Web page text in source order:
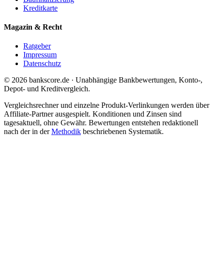
Kreditkarte
Magazin & Recht
Ratgeber
Impressum
Datenschutz
© 2026 bankscore.de · Unabhängige Bankbewertungen, Konto-,
Depot- und Kreditvergleich.
Vergleichsrechner und einzelne Produkt-Verlinkungen werden über
Affiliate-Partner ausgespielt. Konditionen und Zinsen sind
tagesaktuell, ohne Gewähr. Bewertungen entstehen redaktionell
nach der in derMethodik beschriebenen Systematik.